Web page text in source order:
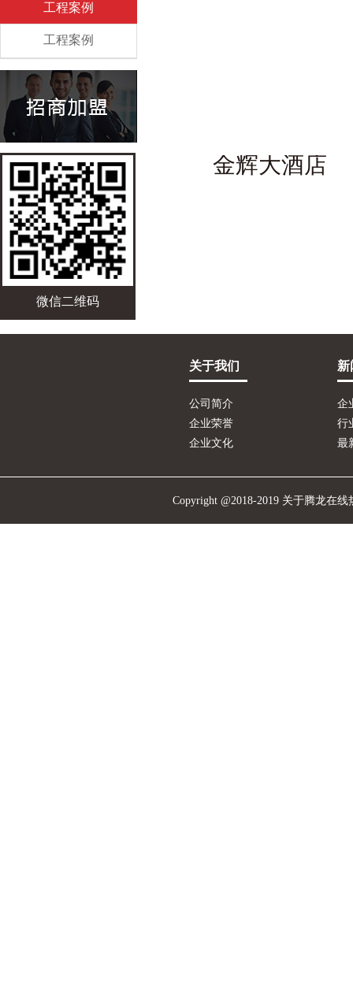
金辉大酒店
工程案例
工程案例
微信二维码
关于我们
公司简介
企业荣誉
企业文化
新
企
行
最
Copyright @2018-2019 关于腾龙